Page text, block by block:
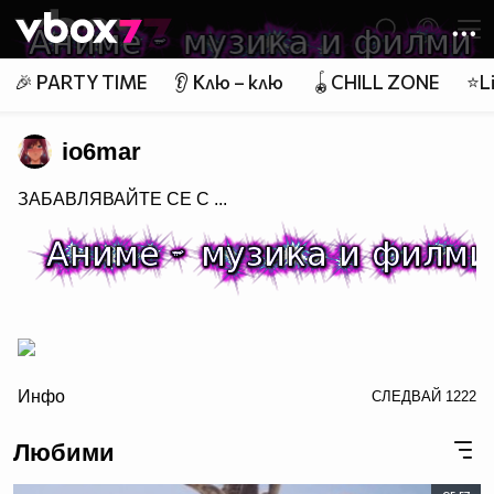
👾
🎉 PARTY TIME 👂 Клю – клю 🪀CHILL ZONE
io6mar
ЗАБАВЛЯВАЙТЕ СЕ С ...
заповядайте в Аниме - музика и филми
Инфо СЛЕДВАЙ 1222
Любими